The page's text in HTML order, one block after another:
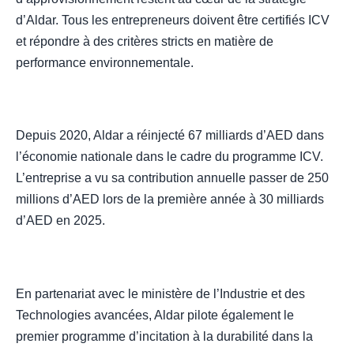
d’Aldar. Tous les entrepreneurs doivent être certifiés ICV
et répondre à des critères stricts en matière de
performance environnementale.
Depuis 2020, Aldar a réinjecté 67 milliards d’AED dans
l’économie nationale dans le cadre du programme ICV.
L’entreprise a vu sa contribution annuelle passer de 250
millions d’AED lors de la première année à 30 milliards
d’AED en 2025.
En partenariat avec le ministère de l’Industrie et des
Technologies avancées, Aldar pilote également le
premier programme d’incitation à la durabilité dans la